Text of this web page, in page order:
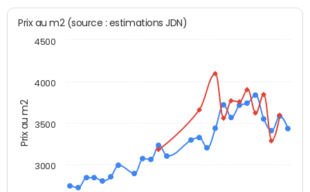
Prix au m2
Prix au m2 (source : estimations JDN)
3000
3500
4000
4500